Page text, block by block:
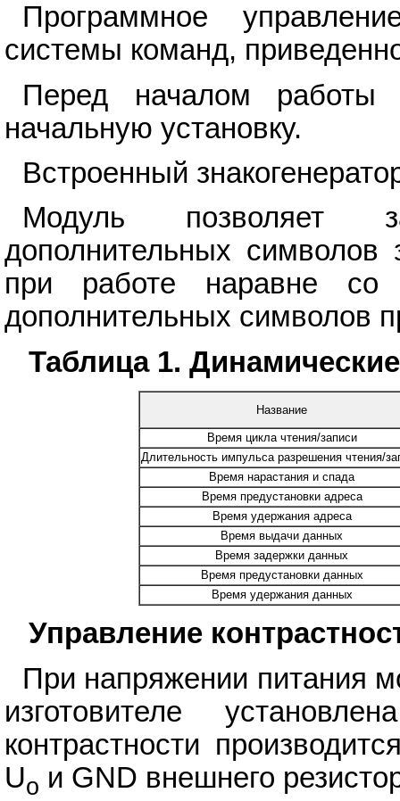
Программное
системы команд,
Перед началом работы
начальную установку.
Встроенный
Модуль позволяет
дополнительных символов
при работе наравне со
дополнительных символов
Таблица 1.
Название
Время цикла чтения/записи
Длительность импульса разрешения чтения/
Время нарастания и спада
Время предустановки адреса
Время удержания адреса
Время выдачи данных
Время задержки данных
Время предустановки данных
Время удержания данных
Управление
При напряжении питания
изготовителе
контрастности
Uo и GND внешнего